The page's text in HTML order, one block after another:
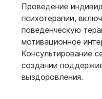
Проведение
психотерапии,
поведенческую
мотивационное
Консультирование
создании
выздоровления.